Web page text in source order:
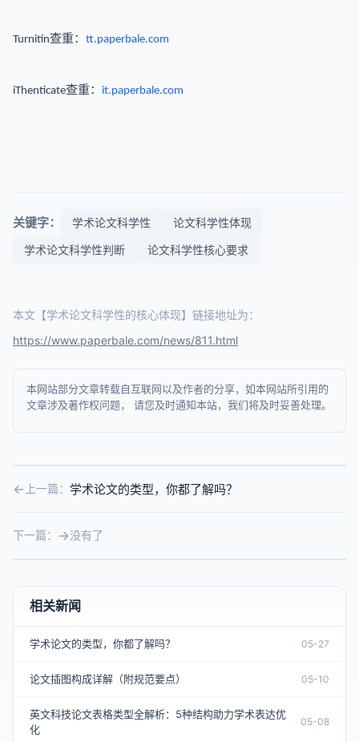
Turnitin查重： tt.paperbale.com
iThenticate查重： it.paperbale.com
关键字： 学术论文科学性
论文科学性体现
学术论文科学性判断
论文科学性核心要求
本文【学术论文科学性的核心体现】链接地址为：
https://www.paperbale.com/news/811.html
本网站部分文章转载自互联网以及作者的分享，如本网站所引用的
文章涉及著作权问题， 请您及时通知本站，我们将及时妥善处理。
上一篇： 学术论文的类型，你都了解吗？
下一篇： 没有了
相关新闻
学术论文的类型，你都了解吗？ 05-27
论文插图构成详解（附规范要点） 05-10
英文科技论文表格类型全解析：5种结构助力学术表达优
化
05-08